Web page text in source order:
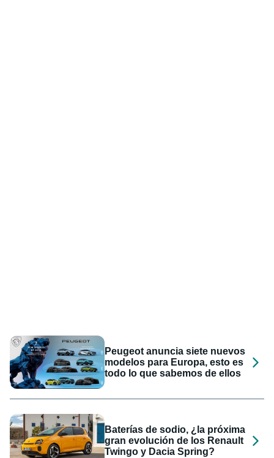
Peugeot anuncia siete nuevos
modelos para Europa, esto es
todo lo que sabemos de ellos
Baterías de sodio, ¿la próxima
gran evolución de los Renault
Twingo y Dacia Spring?